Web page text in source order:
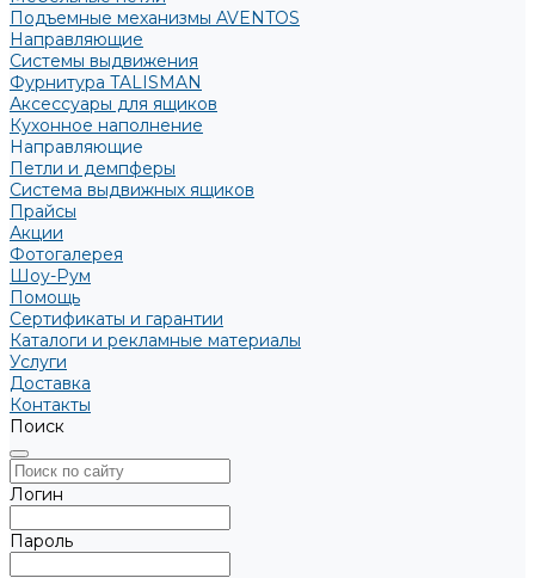
Подъемные механизмы AVENTOS
Направляющие
Системы выдвижения
Фурнитура TALISMAN
Аксессуары для ящиков
Кухонное наполнение
Направляющие
Петли и демпферы
Система выдвижных ящиков
Прайсы
Акции
Фотогалерея
Шоу-Рум
Помощь
Сертификаты и гарантии
Каталоги и рекламные материалы
Услуги
Доставка
Контакты
Поиск
Логин
Пароль